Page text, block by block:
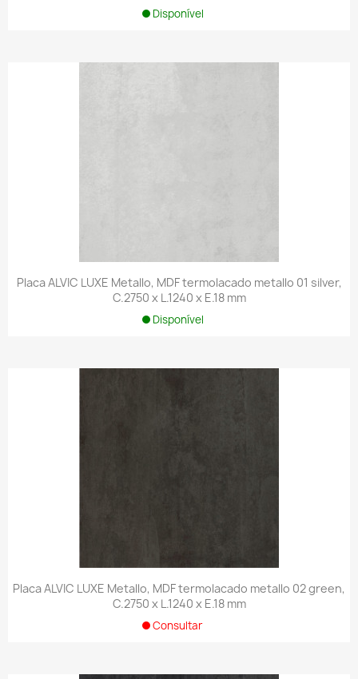
Disponível
Placa ALVIC LUXE Metallo, MDF termolacado metallo 01 silver,
C.2750 x L.1240 x E.18 mm
Disponível
Placa ALVIC LUXE Metallo, MDF termolacado metallo 02 green,
C.2750 x L.1240 x E.18 mm
Consultar